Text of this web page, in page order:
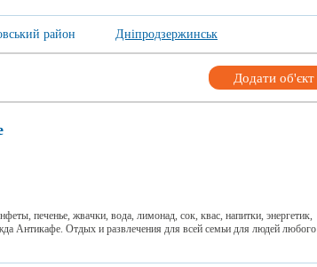
район Дніпродзержинськ
Додати об'єкт
печенье, жвачки, вода, лимонад, сок, квас, напитки, энергетик,
Антикафе. Отдых и развлечения для всей семьи для людей любого